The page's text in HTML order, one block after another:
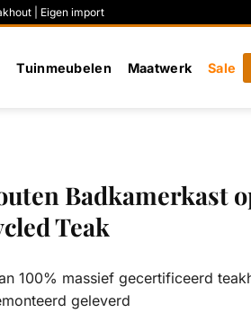
| Eigen import
Tuinmeubelen Maatwerk Sale
Badkamerkast
Teak
100% massief gecertificeerd
geleverd